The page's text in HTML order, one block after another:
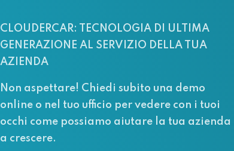
CLOUDERCAR: TECNOLOGIA DI ULTIMA
GENERAZIONE AL SERVIZIO DELLA TUA
AZIENDA
Non aspettare! Chiedi subito una demo
online o nel tuo ufficio per vedere con i tuoi
occhi come possiamo aiutare la tua azienda
a crescere.